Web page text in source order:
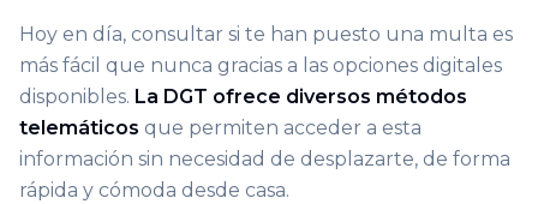
Hoy en día, consultar si te han puesto una multa es
más fácil que nunca gracias a las opciones digitales
disponibles. La DGT ofrece diversos métodos
telemáticos que permiten acceder a esta
información sin necesidad de desplazarte, de forma
rápida y cómoda desde casa.